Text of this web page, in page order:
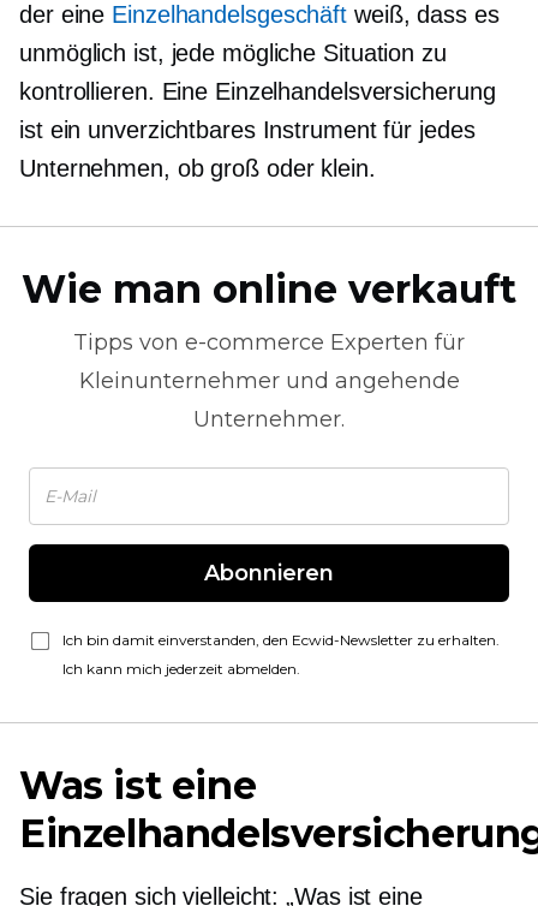
der eine Einzelhandelsgeschäft weiß, dass es
unmöglich ist, jede mögliche Situation zu
kontrollieren. Eine Einzelhandelsversicherung
ist ein unverzichtbares Instrument für jedes
Unternehmen, ob groß oder klein.
Wie man online verkauft
Tipps von e-commerce Experten für
Kleinunternehmer und angehende
Unternehmer.
Abonnieren
Ich bin damit einverstanden, den Ecwid-Newsletter zu erhalten.
Ich kann mich jederzeit abmelden.
Was ist eine
Sie fragen sich vielleicht: „Was ist eine